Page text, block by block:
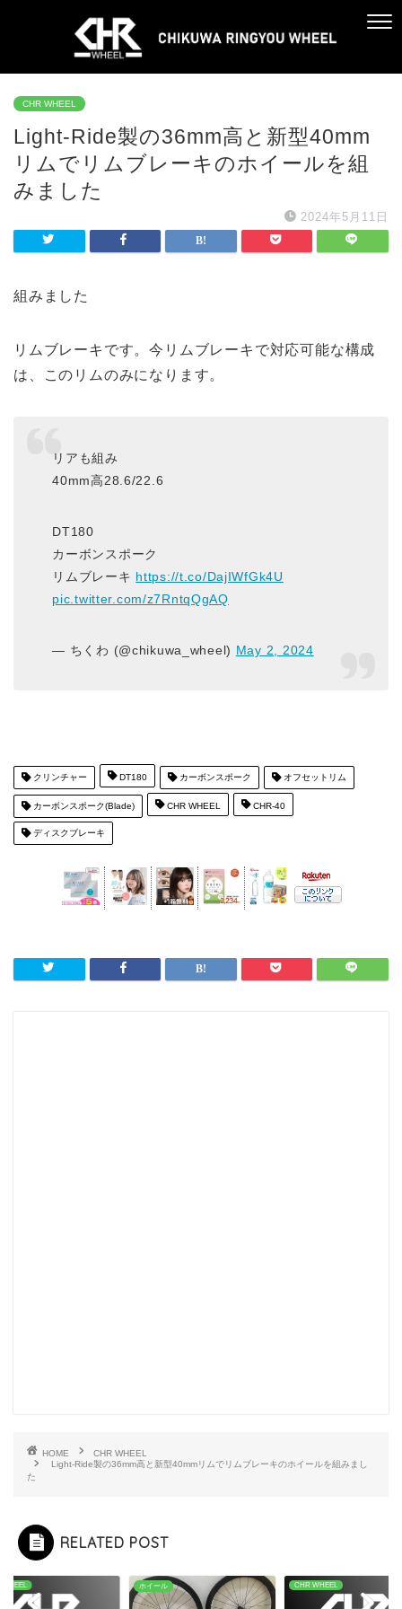
CHR WHEEL
Light-Ride製の36mm高と新型40mm
リムでリムブレーキのホイールを組
みました
2024年5月11日
組みました
リムブレーキです。今リムブレーキで対応可能な構成
は、このリムのみになります。
リアも組み
40mm高28.6/22.6
DT180
カーボンスポーク
リムブレーキ https://t.co/DajIWfGk4U
pic.twitter.com/z7RntqQgAQ
— ちくわ (@chikuwa_wheel) May 2, 2024
クリンチャー DT180 カーボンスポーク オフセットリム
カーボンスポーク(Blade) CHR WHEEL CHR-40
ディスクブレーキ
HOME
CHR WHEEL
Light-Ride製の36mm高と新型40mmリムでリムブレーキのホイールを組みまし
た
RELATED POST
ホイール CHR WHEEL